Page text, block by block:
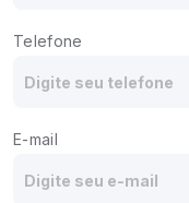
Telefone
E-mail